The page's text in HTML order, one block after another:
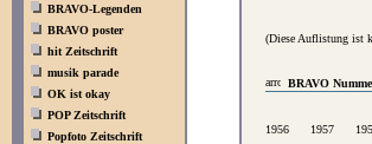
BRAVO-Legenden
BRAVO poster
hit Zeitschrift
musik parade
OK ist okay
POP Zeitschrift
Popfoto Zeitschrift
(Diese Auflistung ist
BRAVO
1956 1957